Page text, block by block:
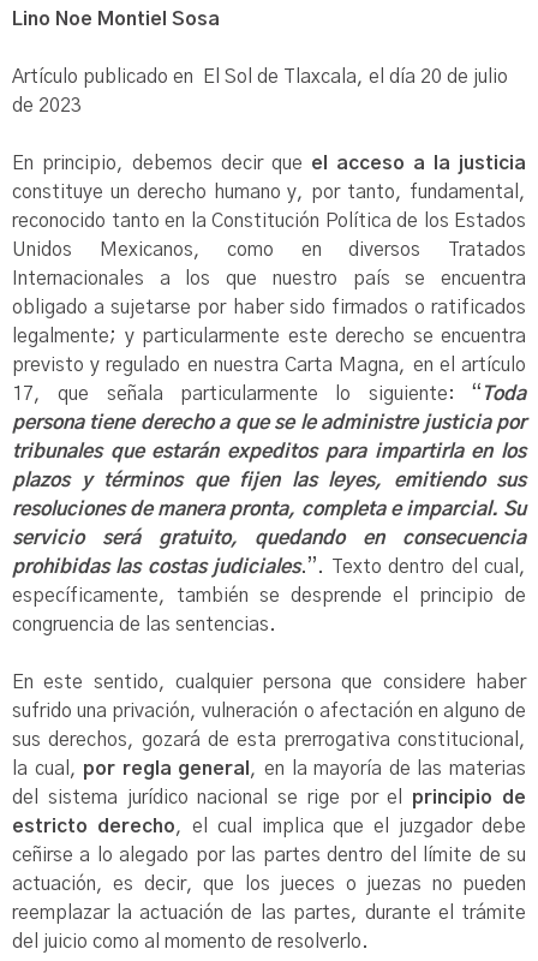
Lino Noe Montiel Sosa
Artículo publicado en El Sol de Tlaxcala, el día 20 de julio
de 2023
En principio, debemos decir que el
acceso a la justicia
constituye un derecho humano y, por tanto, fundamental,
reconocido tanto en la Constitución Política de los Estados
Unidos Mexicanos, como en diversos Tratados
Internacionales a los que nuestro país se encuentra
obligado a sujetarse por haber sido firmados o ratificados
legalmente; y particularmente este derecho se encuentra
previsto y regulado en nuestra Carta Magna, en el artículo
17, que señala particularmente lo siguiente: “ Toda
persona tiene derecho a que se le administre justicia por
tribunales que estarán expeditos para impartirla en los
plazos y términos que fijen las leyes, emitiendo sus
resoluciones de manera pronta, completa e imparcial. Su
servicio será gratuito, quedando en consecuencia
prohibidas las costas judiciales.”. Texto dentro del cual,
específicamente, también se desprende el principio de
congruencia de las sentencias.
En este sentido, cualquier persona que considere haber
sufrido una privación, vulneración o afectación en alguno de
sus derechos, gozará de esta prerrogativa constitucional,
la cual, por regla general , en la mayoría de las materias
del sistema jurídico nacional se rige por el principio
de
estricto derecho, el cual implica que el juzgador debe
ceñirse a lo alegado por las partes dentro del límite de su
actuación, es decir, que los jueces o juezas no pueden
reemplazar la actuación de las partes, durante el trámite
del juicio como al momento de resolverlo.